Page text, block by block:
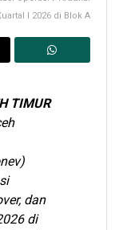
I 2026 di Blok A
TIMUR
dan
di